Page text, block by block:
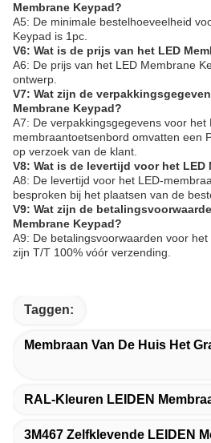
Membrane Keypad?
A5: De minimale bestelhoeveelheid
Keypad is 1pc.
V6: Wat is de prijs van het LED
A6: De prijs van het LED Membrane
ontwerp.
V7: Wat zijn de
Membrane Keypad?
A7: De verpakkingsgegevens voor het
membraantoetsenbord omvatten een
op verzoek van de klant.
V8: Wat is de levertijd voor het LED
A8: De levertijd voor het LED-
besproken bij het plaatsen van de
V9: Wat zijn de
Membrane Keypad?
A9: De betalingsvoorwaarden voor
zijn T/T 100% vóór verzending.
Taggen:
Membraan Van De Huis Het
RAL-Kleuren LEIDEN
3M467 Zelfklevende LEIDEN